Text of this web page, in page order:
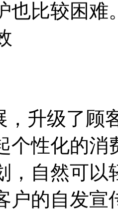
也比较困难
，升级了顾
个性化的消
，自然可以
户的自发